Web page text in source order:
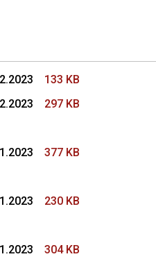
133 KB
297 KB
377 KB
230 KB
304 KB